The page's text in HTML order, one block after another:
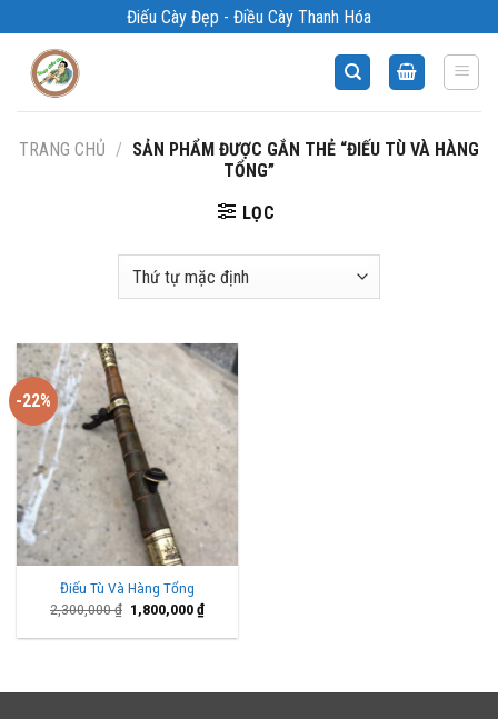
qua
Điếu Cày Đẹp - Điều Cày Thanh Hóa
TRANG CHỦ / SẢN PHẨM ĐƯỢC GẮN THẺ “ĐIẾU TÙ VÀ HÀNG
TỔNG”
LỌC
-22%
Điếu Tù Và Hàng Tổng
2,300,000₫ Giá
gốc
là:
1,800,000₫Giá
tại